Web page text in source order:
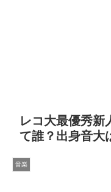
レコ大最優秀新
て誰？出身音大
音楽